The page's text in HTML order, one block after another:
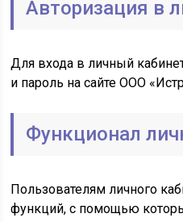
Авторизация в
Для входа в личный
и пароль на сайте ООО
Функционал
Пользователям личного
функций, с помощью